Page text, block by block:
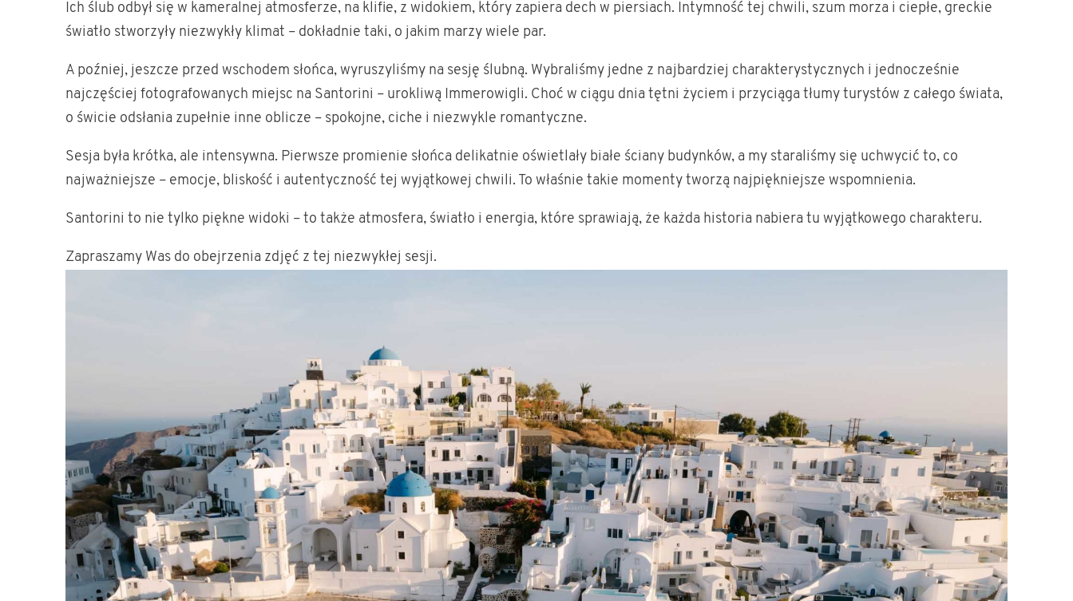
Ich ślub odbył się w kameralnej atmosferze, na klifie, z widokiem, który zapiera dech w piersiach. Intymność tej chwili, szum morza i ciepłe, greckie
światło stworzyły niezwykły klimat – dokładnie taki, o jakim marzy wiele par.
A poźniej, jeszcze przed wschodem słońca, wyruszyliśmy na sesję ślubną. Wybraliśmy jedne z najbardziej charakterystycznych i jednocześnie
najczęściej fotografowanych miejsc na Santorini – urokliwą Immerowigli. Choć w ciągu dnia tętni życiem i przyciąga tłumy turystów z całego świata,
o świcie odsłania zupełnie inne oblicze – spokojne, ciche i niezwykle romantyczne.
Sesja była krótka, ale intensywna. Pierwsze promienie słońca delikatnie oświetlały białe ściany budynków, a my staraliśmy się uchwycić to, co
najważniejsze – emocje, bliskość i autentyczność tej wyjątkowej chwili. To właśnie takie momenty tworzą najpiękniejsze wspomnienia.
Santorini to nie tylko piękne widoki – to także atmosfera, światło i energia, które sprawiają, że każda historia nabiera tu wyjątkowego charakteru.
Zapraszamy Was do obejrzenia zdjęć z tej niezwykłej sesji.